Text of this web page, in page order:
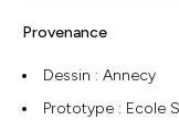
Provenance
Dessin : Annecy
Prototype : Ecole